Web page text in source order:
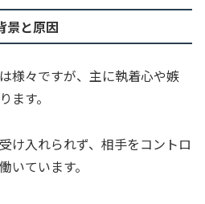
景と原因
様々ですが、主に執着心や嫉
ます。
け入れられず、相手をコントロ
いています。